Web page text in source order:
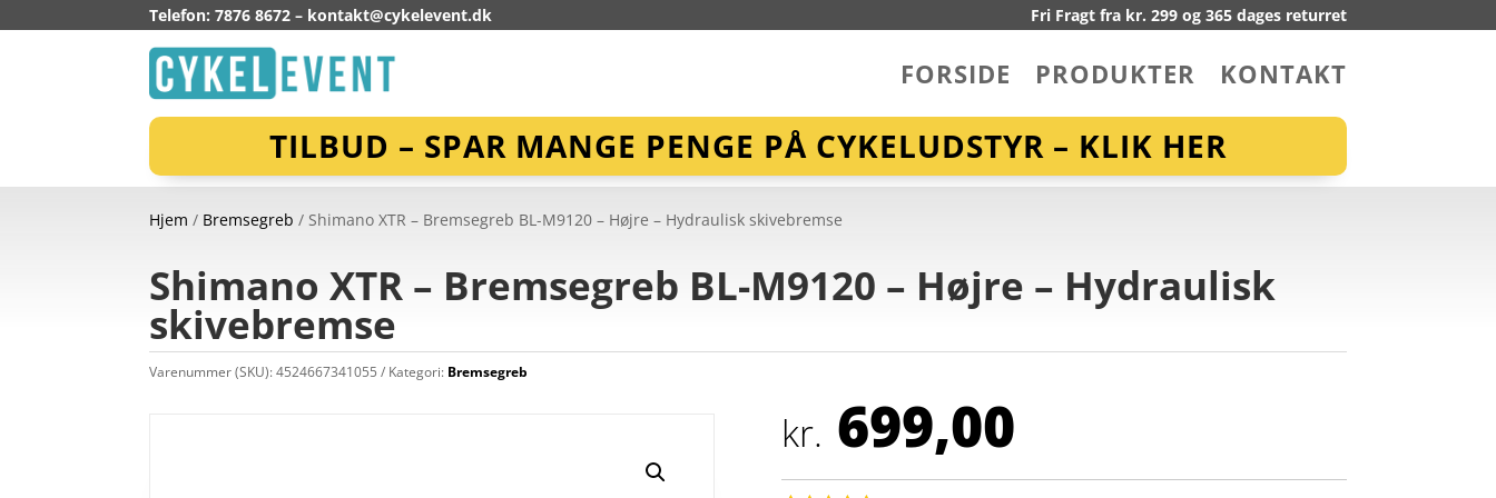
Telefon: 7876 8672 – kontakt@cykelevent.dk Fri Fragt fra kr. 299 og 365 dages returret
FORSIDE PRODUKTER KONTAKT
TILBUD – SPAR MANGE PENGE PÅ CYKELUDSTYR – KLIK HER
Hjem / Bremsegreb / Shimano XTR – Bremsegreb BL-M9120 – Højre – Hydraulisk skivebremse
Shimano XTR – Bremsegreb BL-M9120 – Højre – Hydraulisk
skivebremse
Varenummer (SKU):4524667341055 Kategori: Bremsegreb
kr. 699,00